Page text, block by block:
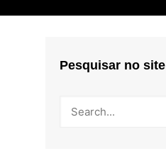
Pesquisar no site